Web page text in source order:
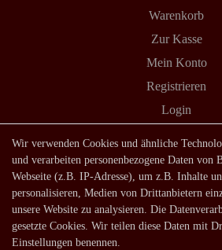
Warenkorb
Zur Kasse
Mein Konto
Registrieren
Login
Shop
Lagerverkauf
Zahlungsarten
Versandarten und -
Wir verwenden Cookies und ähnliche
und verarbeiten personenbezogene Daten von
Webseite (z.B. IP-Adresse), um z.B. Inhalte
personalisieren, Medien von Drittanbietern
unsere Website zu analysieren. Die
gesetzte Cookies. Wir teilen diese Daten mit
Einstellungen benennen.